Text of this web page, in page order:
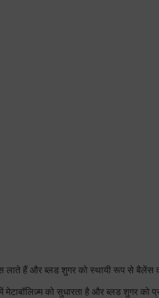
लाते हैं और ब्लड शुगर को स्थायी रूप से बैलेंस
मेटाबॉलिज़्म को सुधारता है और ब्लड शुगर को